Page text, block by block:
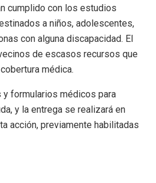
cumplido con los estudios
a niños, adolescentes,
con alguna discapacidad. El
de escasos recursos que
médica.
formularios médicos para
y la entrega se realizará en
acción, previamente habilitadas